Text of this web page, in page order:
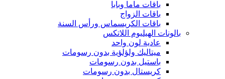
باقات ماما وبابا
باقات الزواج
باقات الكريسماس ورأس السنة
بالونات الهيليوم اللاتكس
عادية لون واحد
ميتاليك ولؤلؤية بدون رسومات
باستيل بدون رسومات
كريستال بدون رسومات